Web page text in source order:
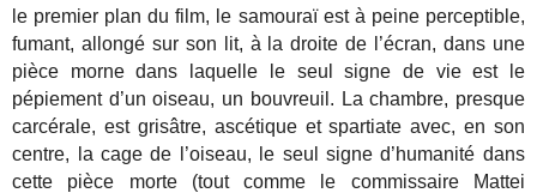
le premier plan du film, le samouraï est à peine perceptible,
fumant, allongé sur son lit, à la droite de l’écran, dans une
pièce morne dans laquelle le seul signe de vie est le
pépiement d’un oiseau, un bouvreuil. La chambre, presque
carcérale, est grisâtre, ascétique et spartiate avec, en son
centre, la cage de l’oiseau, le seul signe d’humanité dans
cette pièce morte (tout comme le commissaire Mattei